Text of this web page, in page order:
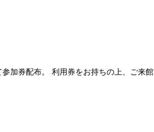
加券配布。 利用券をお持ちの上、ご来館